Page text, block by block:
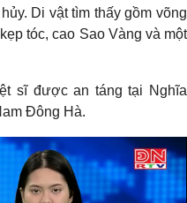
Di vật tìm thấy gồm võng
tóc, cao Sao Vàng và một
sĩ được an táng tại Nghĩa
Đông Hà.